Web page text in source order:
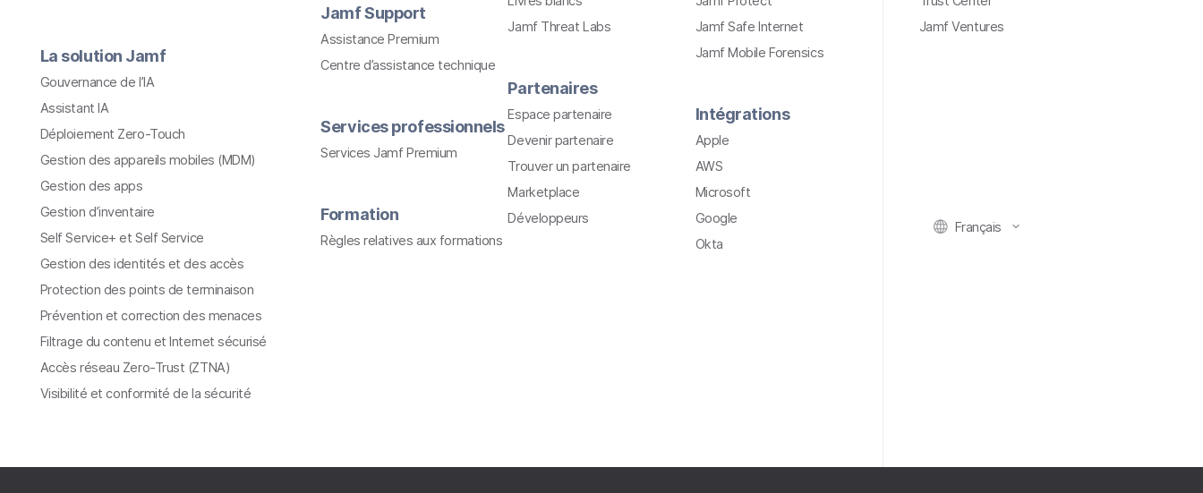
La solution Jamf
Gouvernance de l’IA
Assistant IA
Déploiement Zero-Touch
Gestion des appareils mobiles (MDM)
Gestion des apps
Gestion d’inventaire
Self Service+ et Self Service
Gestion des identités et des accès
Protection des points de terminaison
Prévention et correction des menaces
Filtrage du contenu et Internet sécurisé
Accès réseau Zero-Trust (ZTNA)
Visibilité et conformité de la sécurité
Jamf Support
Assistance Premium
Centre d’assistance technique
Services professionnels
Services Jamf Premium
Formation
Règles relatives aux formations
Jamf Threat Labs
Partenaires
Espace partenaire
Devenir partenaire
Trouver un partenaire
Marketplace
Développeurs
Jamf Safe Internet
Jamf Mobile Forensics
Intégrations
Apple
AWS
Microsoft
Google
Okta
Jamf Ventures
Français